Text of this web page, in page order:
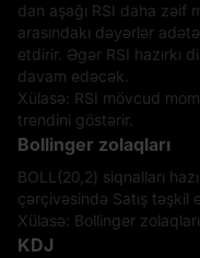
dan aşağı RSI daha zəif
arasındakı dəyərlər
etdirir. Əgər RSI hazırkı
davam edəcək.
Xülasə: RSI mövcud
trendini göstərir.
Bollinger zolaqları
BOLL(20,2) siqnalları
çərçivəsində Satış təşkil
Xülasə: Bollinger
KDJ